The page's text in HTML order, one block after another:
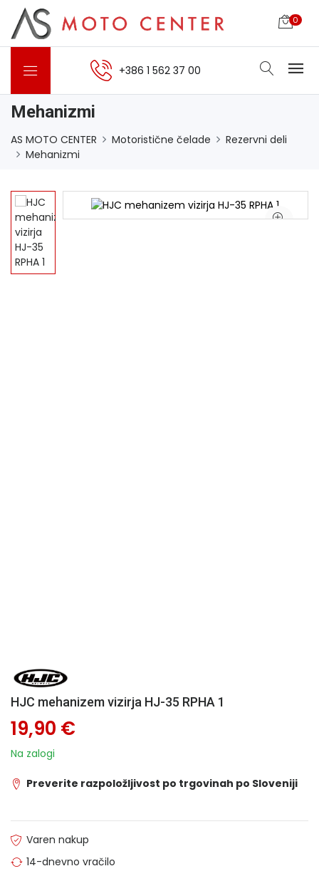
0
+386 1 562 37 00
Mehanizmi
AS MOTO CENTER Motoristične čelade
Rezervni deli
Mehanizmi
HJC mehanizem vizirja HJ-35 RPHA 1
19,90 €
Na zalogi
Preverite razpoložljivost po trgovinah po Sloveniji
Varen nakup
14-dnevno vračilo